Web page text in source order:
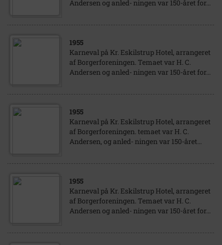
Andersen og anled- ningen var 150-året for...
1955
Karneval på Kr. Eskilstrup Hotel, arrangeret
af Borgerforeningen. Temaet var H. C.
Andersen og anled- ningen var 150-året for...
1955
Karneval på Kr. Eskilstrup Hotel, arrangeret
af Borgerforeningen. temaet var H. C.
Andersen, og anled- ningen var 150-året...
1955
Karneval på Kr. Eskilstrup Hotel, arrangeret
af Borgerforeningen. Temaet var H. C.
Andersen og anled- ningen var 150-året for...